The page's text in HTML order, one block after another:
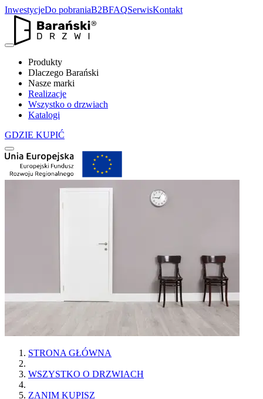
InwestycjeDo pobraniaB2BFAQSerwisKontakt
Produkty
Dlaczego Barański
Nasze marki
Realizacje
Wszystko o drzwiach
Katalogi
GDZIE KUPIĆ
STRONA GŁÓWNA
WSZYSTKO O DRZWIACH
ZANIM KUPISZ